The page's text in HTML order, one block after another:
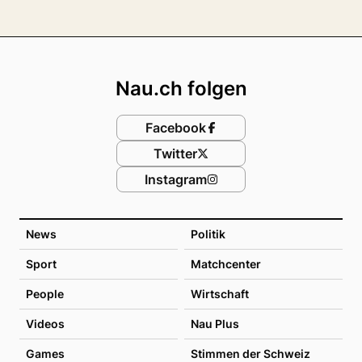
News Politik
Sport Matchcenter
People Wirtschaft
Videos Nau Plus
Games Stimmen der Schweiz
Nau.ch folgen
Facebook
Twitter
Instagram